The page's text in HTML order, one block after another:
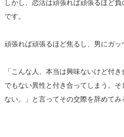
しかし、恋活は頑張れば頑張るほど
です。
頑張れば頑張るほど焦るし、男にガッ
「こんな人、本当は興味ないけど付
でもない異性と付き合ってしまう。
ない。」と言ってその交際を辞めてみ